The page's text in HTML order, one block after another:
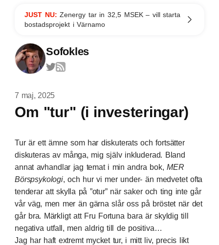
JUST NU:Zenergy tar in 32,5 MSEK – vill starta
bostadsprojekt i Värnamo
Sofokles
7 maj, 2025
Om "tur" (i investeringar)
Tur är ett ämne som har diskuterats och fortsätter
diskuteras av många, mig själv inkluderad. Bland
annat avhandlar jag temat i min andra bok, MER
Börspsykologi, och hur vi mer under- än medvetet ofta
tenderar att skylla på ”otur” när saker och ting inte går
vår väg, men mer än gärna slår oss på bröstet när det
går bra. Märkligt att Fru Fortuna bara är skyldig till
negativa utfall, men aldrig till de positiva…
Jag har haft extremt mycket tur, i mitt liv, precis likt